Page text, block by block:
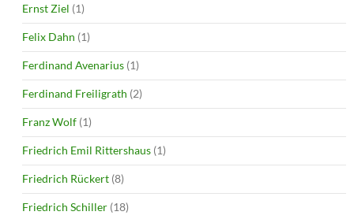
Ernst Ziel (1)
Felix Dahn (1)
Ferdinand Avenarius (1)
Ferdinand Freiligrath (2)
Franz Wolf (1)
Friedrich Emil Rittershaus (1)
Friedrich Rückert (8)
Friedrich Schiller (18)